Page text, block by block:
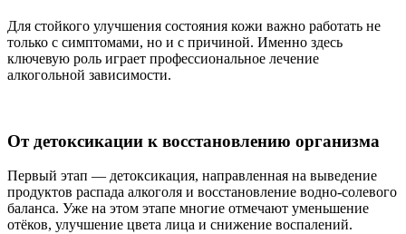
Для стойкого улучшения состояния кожи важно работать не
только с симптомами, но и с причиной. Именно здесь
ключевую роль играет профессиональное лечение
алкогольной зависимости.
От детоксикации к восстановлению организма
Первый этап — детоксикация, направленная на выведение
продуктов распада алкоголя и восстановление водно-солевого
баланса. Уже на этом этапе многие отмечают уменьшение
отёков, улучшение цвета лица и снижение воспалений.